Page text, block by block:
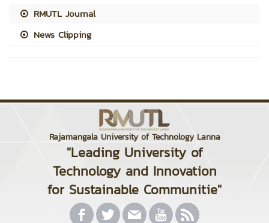
RMUTL Journal
News Clipping
Rajamangala University of Technology Lanna
"Leading University of
Technology and Innovation
for Sustainable Communitie"